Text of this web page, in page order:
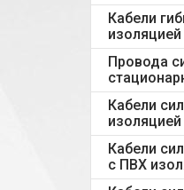
Кабели
Провода
Кабели
изоляцией
Кабели
с ПВХ